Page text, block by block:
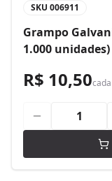
SKU 006911
Grampo
1.000 unidades)
R$ 10,50cada